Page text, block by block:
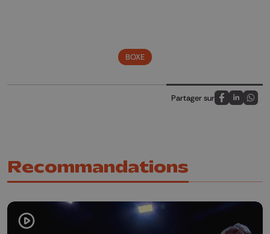
BOXE
Partager sur
Partagez sur
Partagez
Recommandations